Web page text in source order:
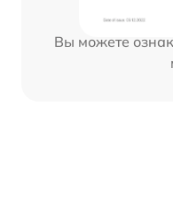
Вы можете